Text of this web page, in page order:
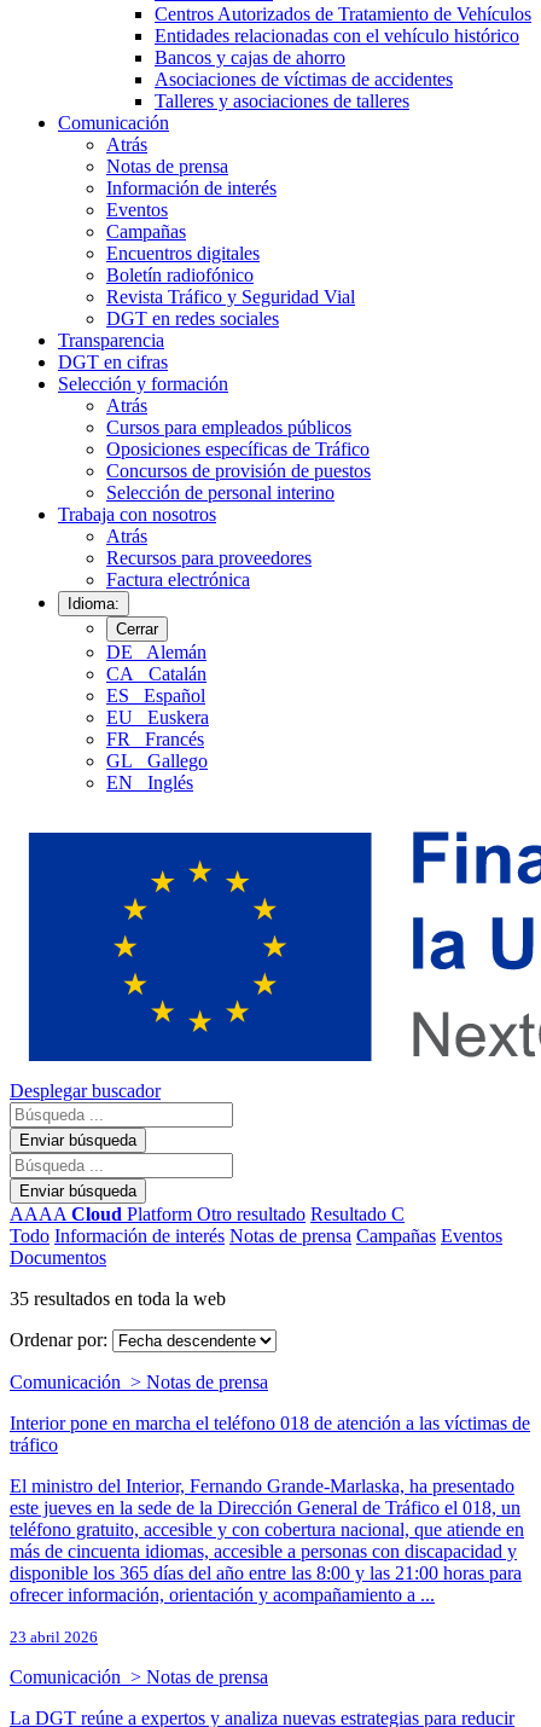
Centros Autorizados de Tratamiento de Vehículos
Entidades relacionadas con el vehículo histórico
Bancos y cajas de ahorro
Asociaciones de víctimas de accidentes
Talleres y asociaciones de talleres
Comunicación
Atrás
Notas de prensa
Información de interés
Eventos
Campañas
Encuentros digitales
Boletín radiofónico
Revista Tráfico y Seguridad Vial
DGT en redes sociales
Transparencia
DGT en cifras
Selección y formación
Atrás
Cursos para empleados públicos
Oposiciones específicas de Tráfico
Concursos de provisión de puestos
Selección de personal interino
Trabaja con nosotros
Atrás
Recursos para proveedores
Factura electrónica
Idioma:
Cerrar
DE
Alemán
CA
Catalán
ES
Español
EU
Euskera
FR
Francés
GL
Gallego
EN
Inglés
Desplegar buscador
Enviar búsqueda
Enviar búsqueda
AAAA Cloud Platform Otro resultado Resultado C
Todo Información de interés Notas de prensa Campañas Eventos
Documentos
35 resultados en toda la web
Ordenar por:
Comunicación > Notas de prensa
Interior pone en marcha el teléfono 018 de atención a las víctimas de
tráfico
El ministro del Interior, Fernando Grande-Marlaska, ha presentado
este jueves en la sede de la Dirección General de Tráfico el 018, un
teléfono gratuito, accesible y con cobertura nacional, que atiende en
más de cincuenta idiomas, accesible a personas con discapacidad y
disponible los 365 días del año entre las 8:00 y las 21:00 horas para
ofrecer información, orientación y acompañamiento a ...
23 abril 2026
Comunicación > Notas de prensa
La DGT reúne a expertos y analiza nuevas estrategias para reducir